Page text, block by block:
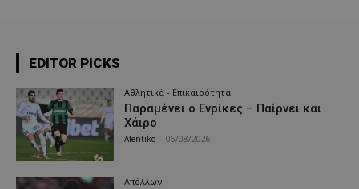
EDITOR PICKS
Αθλητικά - Επικαιρότητα
Παραμένει ο Ενρίκες – Παίρνει και
Χάιρο
Afentiko 06/08/2026
Απόλλων